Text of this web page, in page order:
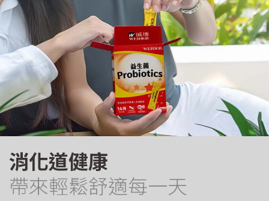
消化道健康
帶來輕鬆舒適每一天